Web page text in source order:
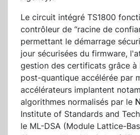
Le circuit intégré TS1800
contrôleur de “racine de
permettant le démarrage
jour sécurisées du firmware,
gestion des certificats grâce
post-quantique accélérée par
accélérateurs implantent
algorithmes normalisés par le
Institute of Standards and
le ML-DSA (Module Lattice-